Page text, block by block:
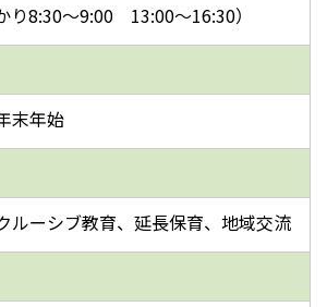
り8:30～9:00 13:00～16:30）
末年始
ルーシブ教育、延長保育、地域交流